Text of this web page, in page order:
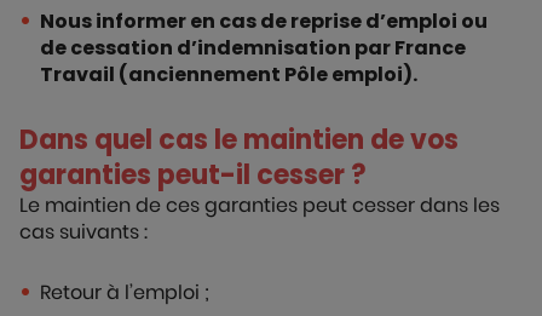
Nous informer en cas de reprise d’emploi ou
de cessation d’indemnisation par France
Travail (anciennement Pôle emploi).
Dans quel cas le maintien de vos
garanties peut-il cesser ?
Le maintien de ces garanties peut cesser dans les
cas suivants :
Retour à l’emploi ;